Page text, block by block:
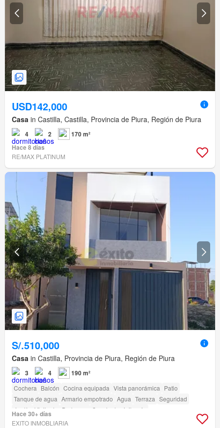
USD142,000
Casa in Castilla, Castilla, Provincia de Piura, Región de Piura
4 2
170 m²
Hace 8 días
RE/MAX PLATINUM
S/.510,000
Casa in Castilla, Provincia de Piura, Región de Piura
3 4 190 m²
Cochera Balcón Cocina equipada Vista panorámica Patio
Tanque de agua Armario empotrado Agua Terraza Seguridad
Jardín
Vigilante Barbacoa Caseta de vigilancia
Hace 30+ días
EXITO INMOBLIARIA